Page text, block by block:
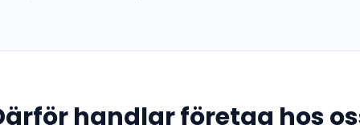
handlar företag hos